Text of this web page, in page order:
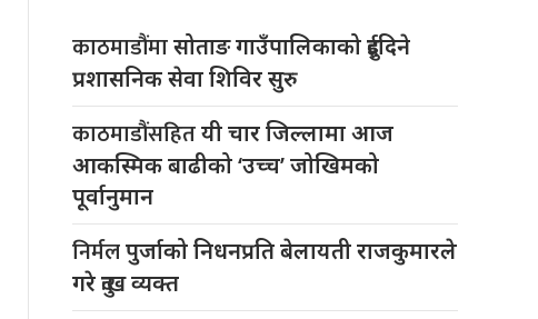
काठमाडौंमासोताङ गाउँपालिकाको दुईदिने
प्रशासनिक सेवा शिविर सुरु
काठमाडौंसहितयी चार जिल्लामा आज
आकस्मिक बाढीको ‘उच्च’ जोखिमको
पूर्वानुमान
निर्मलपुर्जाको निधनप्रति बेलायती राजकुमारले
गरे दुःख व्यक्त